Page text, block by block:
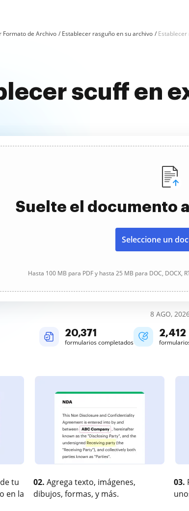
Formato de Archivo Establecer rasguño en su archivo Establecer
scuff en
Suelte el documento
Seleccione un
Hasta 100 MB para PDF y hasta 25 MB para DOC, DOCX,
8 AGO,
20,372
formularios completados
2,412
tu
en la
02. Agrega texto, imágenes,
dibujos, formas, y más.
03.